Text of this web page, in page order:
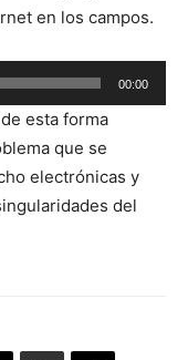
en los campos.
00:00
esta forma
que se
electrónicas y
del